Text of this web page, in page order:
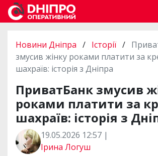
Новини Дніпра / Історії /
змусив жінку роками платити за
шахраїв: історія з Дніпра
ПриватБанк змусив
роками платити за
шахраїв: історія з
19.05.2026 12:57 |
Ірина Логуш